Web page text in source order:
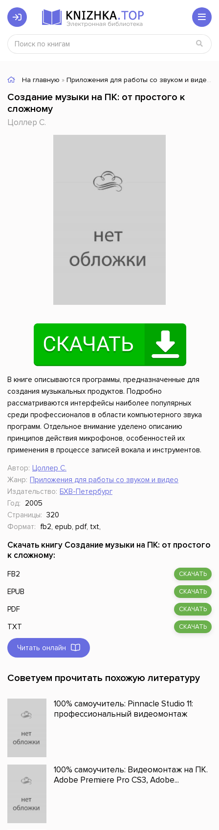
На главную » Приложения для работы со звуком и видео
Создание музыки на ПК: от простого к
сложному
Цоллер С.
В книге описываются программы, предназначенные для
создания музыкальных продуктов. Подробно
рассматриваются интерфейсы наиболее популярных
среди профессионалов в области компьютерного звука
программ. Отдельное внимание уделено описанию
принципов действия микрофонов, особенностей их
применения в процессе записей вокала и инструментов.
Автор: Цоллер С.
Жанр: Приложения для работы со звуком и видео
Издательство: БХВ-Петербург
Год:
2005
Страницы: 320
Формат:
fb2, epub, pdf, txt,
Скачать книгу Создание музыки на ПК: от простого
к сложному:
FB2 СКАЧАТЬ
EPUB СКАЧАТЬ
PDF СКАЧАТЬ
TXT СКАЧАТЬ
Читать онлайн
Советуем прочитать похожую литературу
100% самоучитель: Pinnacle Studio 11:
профессиональный видеомонтаж
100% самоучитель: Видеомонтаж на ПК.
Adobe Premiere Pro CS3, Adobe...